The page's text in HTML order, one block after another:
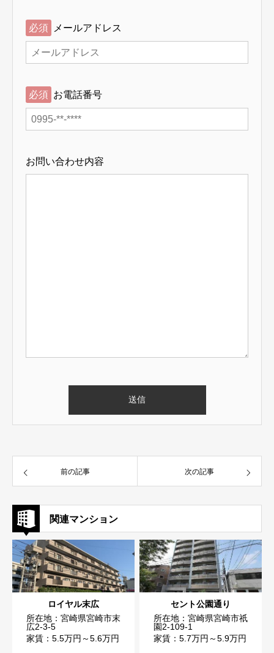
必須 メールアドレス
必須 お電話番号
お問い合わせ内容
前の記事 次の記事
関連マンション
ロイヤル末広
所在地：宮崎県宮崎市末
広2-3-5
家賃：5.5万円～5.6万円
セント公園通り
所在地：宮崎県宮崎市祇
園2-109-1
家賃：5.7万円～5.9万円